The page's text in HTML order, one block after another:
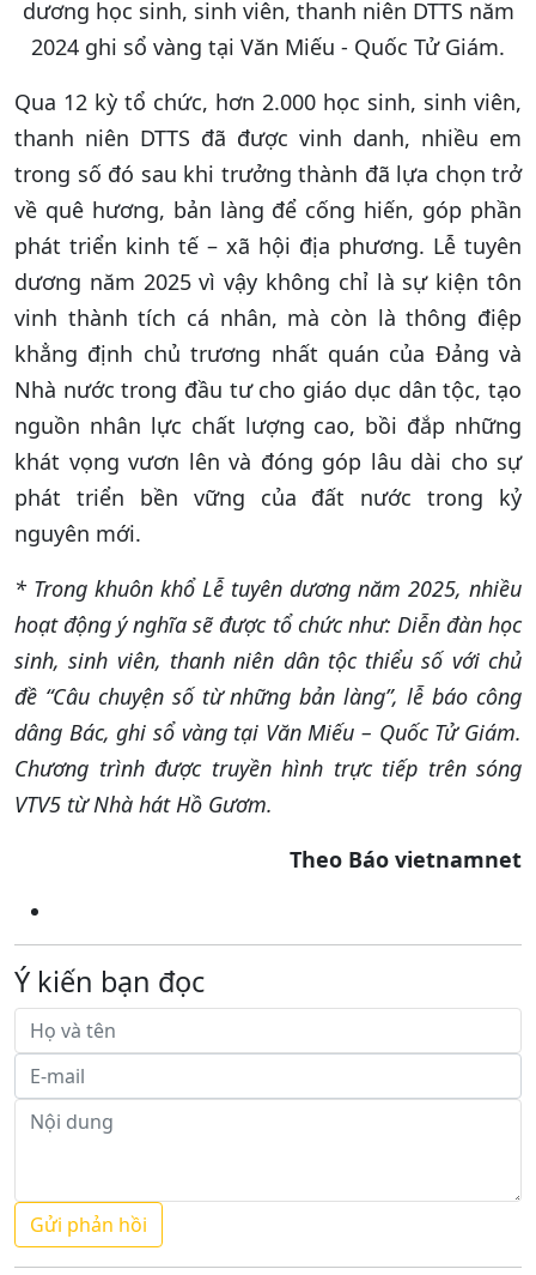
dương học sinh, sinh viên, thanh niên DTTS năm
2024 ghi sổ vàng tại Văn Miếu - Quốc Tử Giám.
Qua 12 kỳ tổ chức, hơn 2.000 học sinh, sinh viên,
thanh niên DTTS đã được vinh danh, nhiều em
trong số đó sau khi trưởng thành đã lựa chọn trở
về quê hương, bản làng để cống hiến, góp phần
phát triển kinh tế – xã hội địa phương. Lễ tuyên
dương năm 2025 vì vậy không chỉ là sự kiện tôn
vinh thành tích cá nhân, mà còn là thông điệp
khẳng định chủ trương nhất quán của Đảng và
Nhà nước trong đầu tư cho giáo dục dân tộc, tạo
nguồn nhân lực chất lượng cao, bồi đắp những
khát vọng vươn lên và đóng góp lâu dài cho sự
phát triển bền vững của đất nước trong kỷ
nguyên mới.
* Trong khuôn khổ Lễ tuyên dương năm 2025, nhiều
hoạt động ý nghĩa sẽ được tổ chức như: Diễn đàn học
sinh, sinh viên, thanh niên dân tộc thiểu số với chủ
đề “Câu chuyện số từ những bản làng”, lễ báo công
dâng Bác, ghi sổ vàng tại Văn Miếu – Quốc Tử Giám.
Chương trình được truyền hình trực tiếp trên sóng
VTV5 từ Nhà hát Hồ Gươm.
Theo Báo vietnamnet
Ý kiến bạn đọc